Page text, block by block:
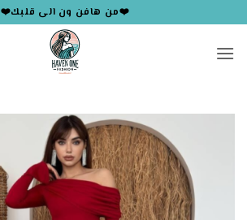
للمحتوى
❤️من هافن ون الى قلبك❤️